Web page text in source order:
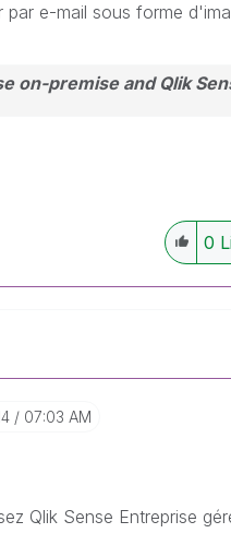
e-mail sous forme
on-premise and Qlik
0
07:03 AM
Qlik Sense Entreprise